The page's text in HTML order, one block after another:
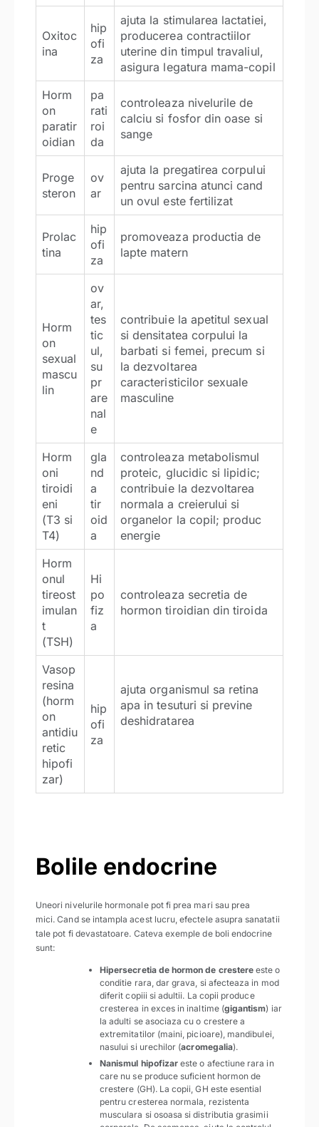
Oxitoc
ina
hip
ofi
za
ajuta la stimularea lactatiei,
producerea contractiilor
uterine din timpul travaliul,
asigura legatura mama-copil
Horm
on
paratir
oidian
pa
rati
roi
da
controleaza nivelurile de
calciu si fosfor din oase si
sange
Proge
steron
ov
ar
ajuta la pregatirea corpului
pentru sarcina atunci cand
un ovul este fertilizat
Prolac
tina
hip
ofi
za
promoveaza productia de
lapte matern
Horm
on
sexual
mascu
lin
ov
ar,
tes
tic
ul,
su
pr
are
nal
e
contribuie la apetitul sexual
si densitatea corpului la
barbati si femei, precum si
la dezvoltarea
caracteristicilor sexuale
masculine
Horm
oni
tiroidi
eni
(T3 si
T4)
gla
nd
a
tir
oid
a
controleaza metabolismul
proteic, glucidic si lipidic;
contribuie la dezvoltarea
normala a creierului si
organelor la copil; produc
energie
Horm
onul
tireost
imulan
t
(TSH)
Hi
po
fiz
a
controleaza secretia de
hormon tiroidian din tiroida
Vasop
resina
(horm
on
antidiu
retic
hipofi
zar)
hip
ofi
za
ajuta organismul sa retina
apa in tesuturi si previne
deshidratarea
Bolile endocrine
Uneori nivelurile hormonale pot fi prea mari sau prea
mici. Cand se intampla acest lucru, efectele asupra sanatatii
tale pot fi devastatoare. Cateva exemple de boli endocrine
sunt:
Hipersecretia de hormon de crestere este o
conditie rara, dar grava, si afecteaza in mod
diferit copiii si adultii. La copii produce
cresterea in exces in inaltime (gigantism) iar
la adulti se asociaza cu o crestere a
extremitatilor (maini, picioare), mandibulei,
nasului si urechilor (acromegalia).
Nanismul hipofizareste o afectiune rara in
care nu se produce suficient hormon de
crestere (GH). La copii, GH este esential
pentru cresterea normala, rezistenta
musculara si osoasa si distributia grasimii